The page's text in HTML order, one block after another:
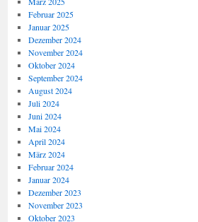
Februar 2025
Januar 2025
Dezember 2024
November 2024
Oktober 2024
September 2024
August 2024
Juli 2024
Juni 2024
Mai 2024
April 2024
März 2024
Februar 2024
Januar 2024
Dezember 2023
November 2023
Oktober 2023